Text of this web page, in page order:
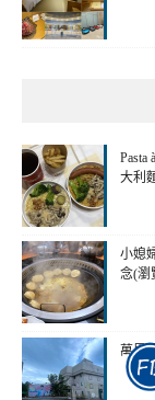
Pasta
大利
小媳
念(瀏
萬里